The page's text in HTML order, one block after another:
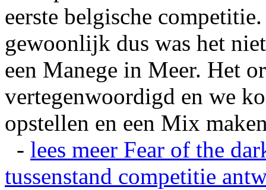
eerste belgische
gewoonlijk dus was het
een Manege in Meer. Het
vertegenwoordigd en we
opstellen en een Mix
- lees meer Fear of the
tussenstand competitie